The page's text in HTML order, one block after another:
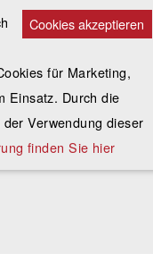
Cookies akzeptieren
für Marketing,
Einsatz. Durch die
Verwendung dieser
finden Sie hier